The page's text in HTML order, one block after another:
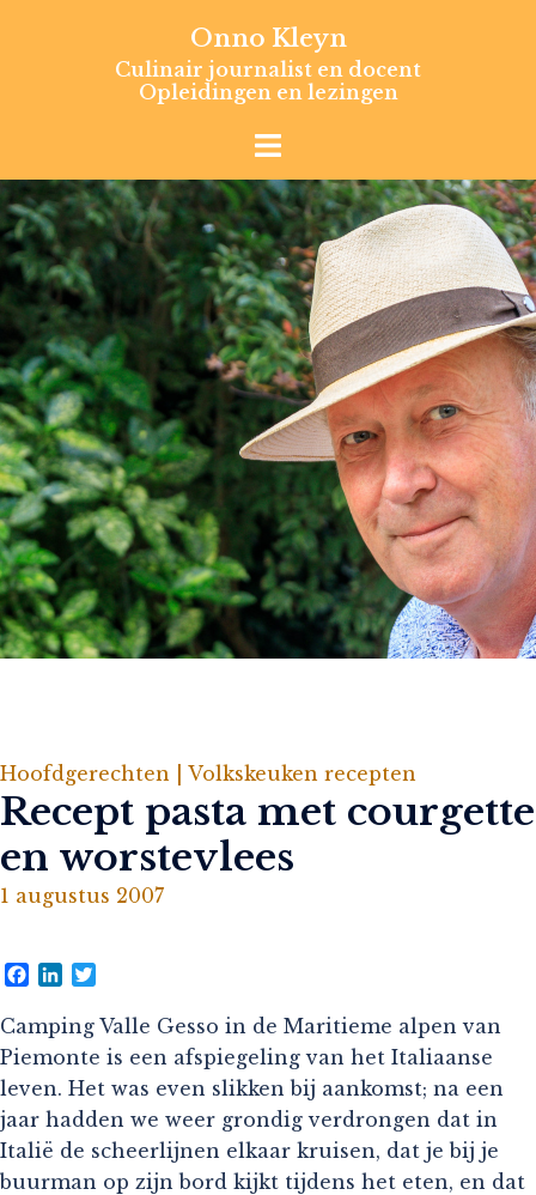
Onno Kleyn
Culinair journalist en docent
Opleidingen en lezingen
Hoofdgerechten | Volkskeuken recepten
Recept pasta met courgette
en worstevlees
1 augustus 2007
Facebook
LinkedIn
Camping Valle Gesso in de Maritieme alpen van
Piemonte is een afspiegeling van het Italiaanse
leven. Het was even slikken bij aankomst; na een
jaar hadden we weer grondig verdrongen dat in
Italië de scheerlijnen elkaar kruisen, dat je bij je
buurman op zijn bord kijkt tijdens het eten, en dat